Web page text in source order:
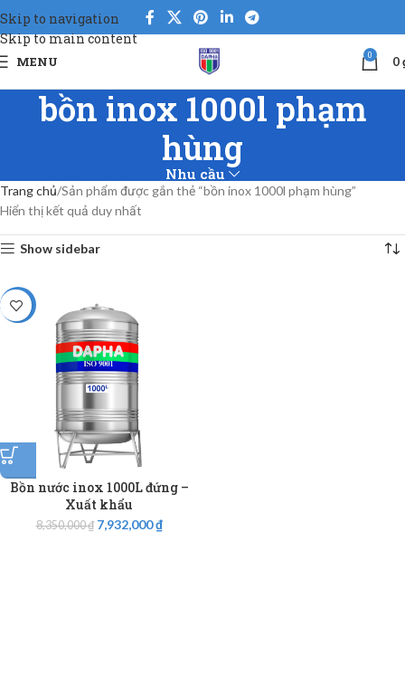
Skip to navigation
Skip to main content
MENU 0 0
bồn inox 1000l phạm
hùng
Nhu cầu
Trang chủ Sản phẩm được gắn thẻ “bồn inox 1000l phạm hùng”
Hiển thị kết quả duy nhất
Show sidebar
-5%
Bồn nước inox 1000L đứng –
Xuất khẩu
8,350,000₫ 7,932,000₫